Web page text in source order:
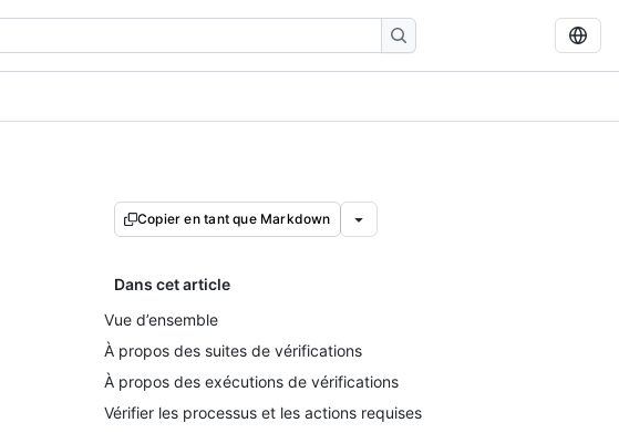
Copier en tant que Markdown
Dans cet article
Vue d’ensemble
À propos des suites de vérifications
À propos des exécutions de vérifications
Vérifier les processus et les actions requises